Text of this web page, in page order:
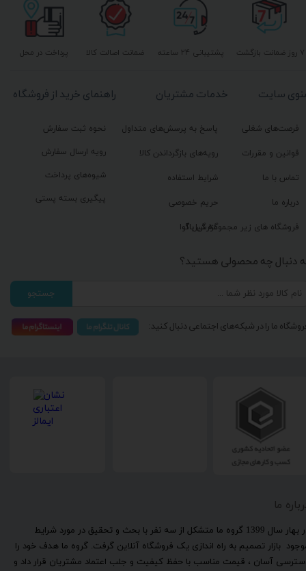
ما
​در بهار سال 1399 گروه ما متشکل از سه نفر با بحث و تحقیق در مورد شرایط
بازار تصمیم به راه اندازی یک فروشگاه آنلاین گرفت. گروه ما هدف خود را
آسان ، قیمت مناسب با حفظ کیفیت و جلب اعتماد مشتریان قرار داد و
پشتیبانی ۲۴ ساعته پرداخت در محل ۷ روز ضمانت بازگشت ضمانت اصالت کالا
راهنمای خرید از فروشگاه
نحوه ثبت سفارش
رویه ارسال سفارش
شیوه‌های پرداخت
پیگیری بسته پستی
خدمات مشتریان
پاسخ به پرسش‌های متداول
رویه‌های بازگرداندن کالا
شرایط استفاده
حریم خصوصی
گزارش باگ
سایت
فرصت‌های شغلی
قوانین و مقررات
تماس با ما
درباره ما
فروشگاه های زیر مجموعه گیل آوا
دنبال چه محصولی هستید؟
جستجو
ما را در شبکه‌های اجتماعی دنبال کنید: